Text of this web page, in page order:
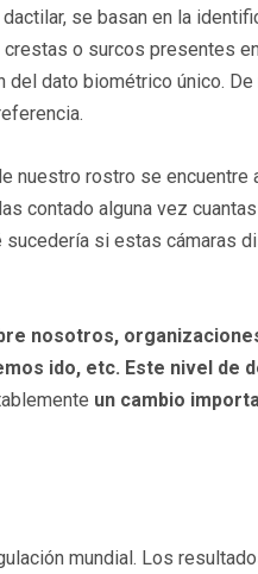
se basan en la
o surcos presentes
dato biométrico único. De
nuestro rostro se encuentre
contado alguna vez
sucedería si estas cámaras
nosotros,
ido, etc. Este nivel de
un cambio
mundial. Los